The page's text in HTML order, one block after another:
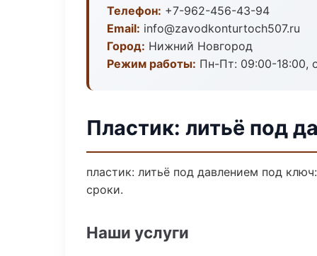
Телефон: +7-962-456-43-94
Email: info@zavodkonturtoch507.ru
Город: Нижний Новгород
Режим работы: Пн-Пт: 09:00-18:00,
Пластик: литьё под
пластик: литьё под давлением под
сроки.
Наши услуги